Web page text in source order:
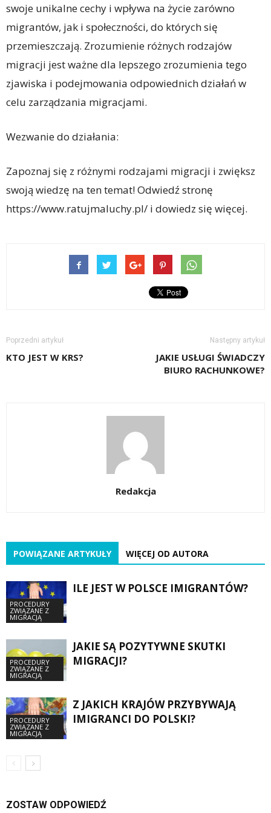
swoje unikalne cechy i wpływa na życie zarówno
migrantów, jak i społeczności, do których się
przemieszczają. Zrozumienie różnych rodzajów
migracji jest ważne dla lepszego zrozumienia tego
zjawiska i podejmowania odpowiednich działań w
celu zarządzania migracjami.
Wezwanie do działania:
Zapoznaj się z różnymi rodzajami migracji i zwiększ
swoją wiedzę na ten temat! Odwiedź stronę
https://www.ratujmaluchy.pl/ i dowiedz się więcej.
Poprzedni artykuł
KTO JEST W KRS?
Następny artykuł
JAKIE USŁUGI ŚWIADCZY
BIURO RACHUNKOWE?
Redakcja
POWIĄZANE ARTYKUŁY WIĘCEJ OD AUTORA
PROCEDURY
ZWIĄZANE Z
MIGRACJĄ
ILE JEST W POLSCE IMIGRANTÓW?
PROCEDURY
ZWIĄZANE Z
MIGRACJĄ
JAKIE SĄ POZYTYWNE SKUTKI
MIGRACJI?
PROCEDURY
ZWIĄZANE Z
MIGRACJĄ
Z JAKICH KRAJÓW PRZYBYWAJĄ
IMIGRANCI DO POLSKI?
ZOSTAW ODPOWIEDŹ